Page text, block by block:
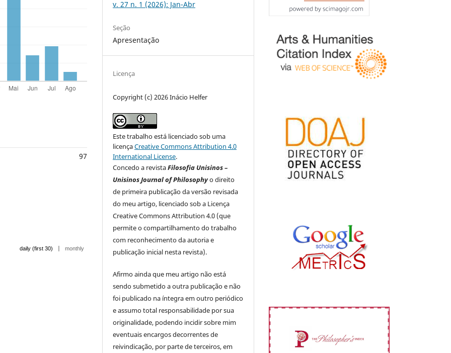
97
daily (first 30) | monthly
v. 27 n. 1 (2026): Jan-Abr
Seção
Apresentação
Licença
Copyright (c) 2026 Inácio Helfer
Este trabalho está licenciado sob uma
licençaCreative Commons Attribution 4.0
International License.
Concedo a revistaFilosofia Unisinos –
Unisinos Journal of Philosophyo direito
de primeira publicação da versão revisada
do meu artigo, licenciado sob a Licença
Creative Commons Attribution 4.0 (que
permite o compartilhamento do trabalho
com reconhecimento da autoria e
publicação inicial nesta revista).
Afirmo ainda que meu artigo não está
sendo submetido a outra publicação e não
foi publicado na íntegra em outro periódico
e assumo total responsabilidade por sua
originalidade, podendo incidir sobre mim
eventuais encargos decorrentes de
reivindicação, por parte de terceiros, em